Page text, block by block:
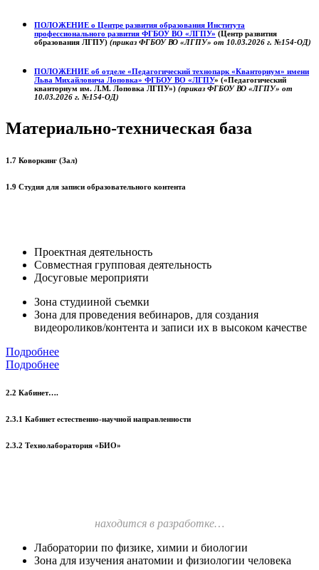
ПОЛОЖЕНИЕ о Центре развития образования Института
профессионального развития ФГБОУ ВО «ЛГПУ» (Центр развития
образования ЛГПУ) (приказ ФГБОУ ВО «ЛГПУ» от 10.03.2026 г. №154-ОД)
ПОЛОЖЕНИЕ об отделе «Педагогический технопарк «Кванториум» имени
Льва Михайловича Лоповка» ФГБОУ ВО «ЛГПУ» («Педагогический
кванториум им. Л.М. Лоповка ЛГПУ») (приказ ФГБОУ ВО «ЛГПУ» от
10.03.2026 г. №154-ОД)
Материально-техническая база
1.7 Коворкинг (Зал)
1.9 Студия для записи образовательного контента
Проектная деятельность
Совместная групповая деятельность
Досуговые мероприяти
Зона студииной съемки
Зона для проведения вебинаров, для создания
видеороликов/контента и записи их в высоком качестве
Подробнее
Подробнее
2.2 Кабинет….
2.3.1 Кабинет естественно-научной направленности
2.3.2 Технолаборатория «БИО»
находится в разработке…
Лаборатории по физике, химии и биологии
Зона для изучения анатомии и физиологии человека